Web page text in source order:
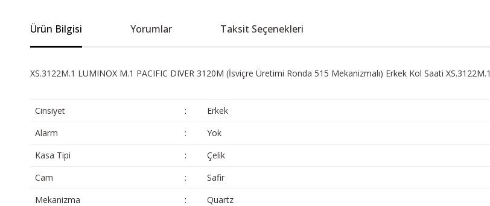
Ürün Bilgisi Yorumlar Taksit Seçenekleri
XS.3122M.1 LUMINOX M.1 PACIFIC DIVER 3120M (İsviçre Üretimi Ronda 515 Mekanizmalı) Erkek Kol Saati XS.3122M.1
Cinsiyet :
Erkek
Alarm
:
Yok
Kasa Tipi
:
Çelik
Cam
:
Safir
Mekanizma
:
Quartz